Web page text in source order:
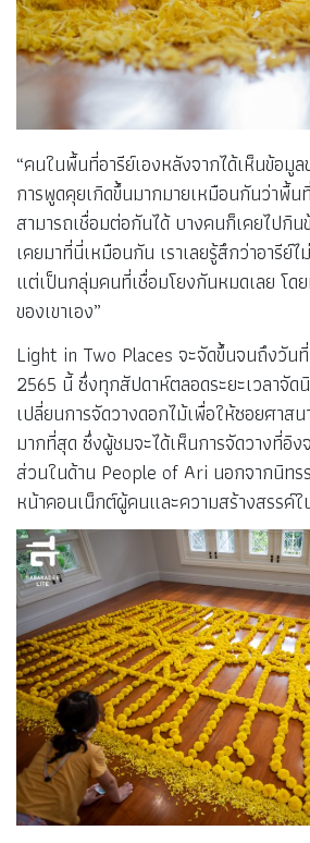
“คนในพื้นที่อารีย์เองหลังจากได้เห็นข้อมู
การพูดคุยเกิดขึ้นมากมายเหมือนกันว่าพื้น
สามารถเชื่อมต่อกันได้ บางคนก็เคยไปกิ
เคยมาที่นี่เหมือนกัน เราเลยรู้สึกว่าอารี
แต่เป็นกลุ่มคนที่เชื่อมโยงกันหมดเลย โ
ของเขาเอง”
Light in Two Places จะจัดขึ้นจนถึงวั
2565 นี้ ซึ่งทุกสัปดาห์ตลอดระยะเวลาจัด
เปลี่ยนการจัดวางดอกไม้เพื่อให้ซอยศาส
มากที่สุด ซึ่งผู้ชมจะได้เห็นการจัดวางที่อิ
ส่วนในด้าน People of Ari นอกจากนิทร
หน้าคอนเน็กต์ผู้คนและความสร้างสรรค์